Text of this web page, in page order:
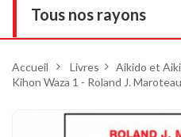
Tous nos rayons
DVD
Armes
Accueil > Livres > Aikido et
Kihon Waza 1 - Roland J.